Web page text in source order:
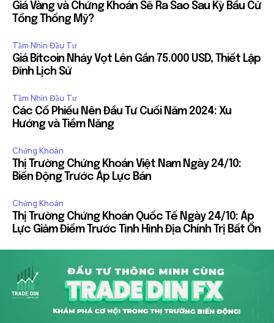
Giá Vàng và Chứng Khoán Sẽ Ra Sao Sau Kỳ Bầu Cử
Tổng Thống Mỹ?
Tầm Nhìn Đầu Tư
Giá Bitcoin Nhảy Vọt Lên Gần 75.000 USD, Thiết Lập
Đỉnh Lịch Sử
Tầm Nhìn Đầu Tư
Các Cổ Phiếu Nên Đầu Tư Cuối Năm 2024: Xu
Hướng và Tiềm Năng
Chứng Khoán
Thị Trường Chứng Khoán Việt Nam Ngày 24/10:
Biến Động Trước Áp Lực Bán
Chứng Khoán
Thị Trường Chứng Khoán Quốc Tế Ngày 24/10: Áp
Lực Giảm Điểm Trước Tình Hình Địa Chính Trị Bất Ổn